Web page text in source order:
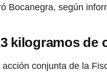
Bocanegra, según
kilogramos de
acción conjunta de la